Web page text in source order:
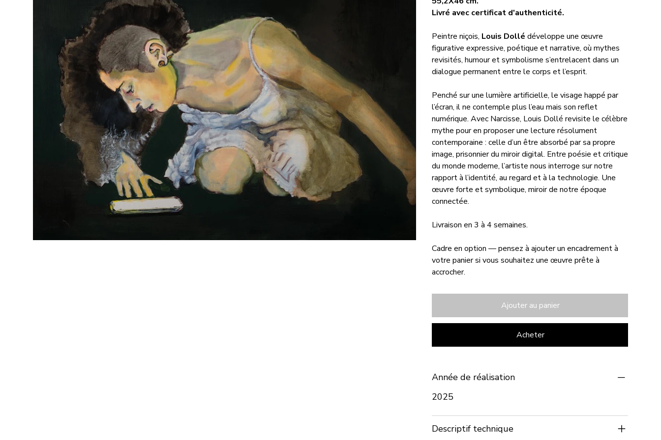
Livré avec certificat d'authenticité.
Peintre niçois, Louis Dollé développe une œuvre
figurative expressive, poétique et narrative, où mythes
revisités, humour et symbolisme s’entrelacent dans un
dialogue permanent entre le corps et l’esprit.
Penché sur une lumière artificielle, le visage happé par
l’écran, il ne contemple plus l’eau mais son reflet
numérique. Avec Narcisse, Louis Dollé revisite le célèbre
mythe pour en proposer une lecture résolument
contemporaine : celle d’un être absorbé par sa propre
image, prisonnier du miroir digital. Entre poésie et critique
du monde moderne, l’artiste nous interroge sur notre
rapport à l’identité, au regard et à la technologie. Une
œuvre forte et symbolique, miroir de notre époque
connectée.
Livraison en 3 à 4 semaines.
Cadre en option — pensez à ajouter un encadrement à
votre panier si vous souhaitez une œuvre prête à
accrocher.
Ajouter au panier
Acheter
Année de réalisation
2025
Descriptif technique